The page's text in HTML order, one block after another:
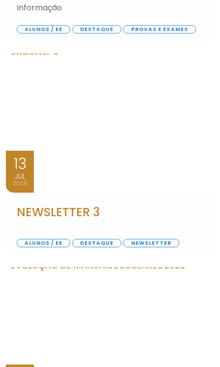
Informação
ALUNOS / EE DESTAQUE PROVAS E EXAMES
13
JUL
2026
NEWSLETTER 3
ALUNOS / EE DESTAQUE NEWSLETTER